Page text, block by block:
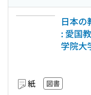
日本の
: 愛国
学院大
紙 図書